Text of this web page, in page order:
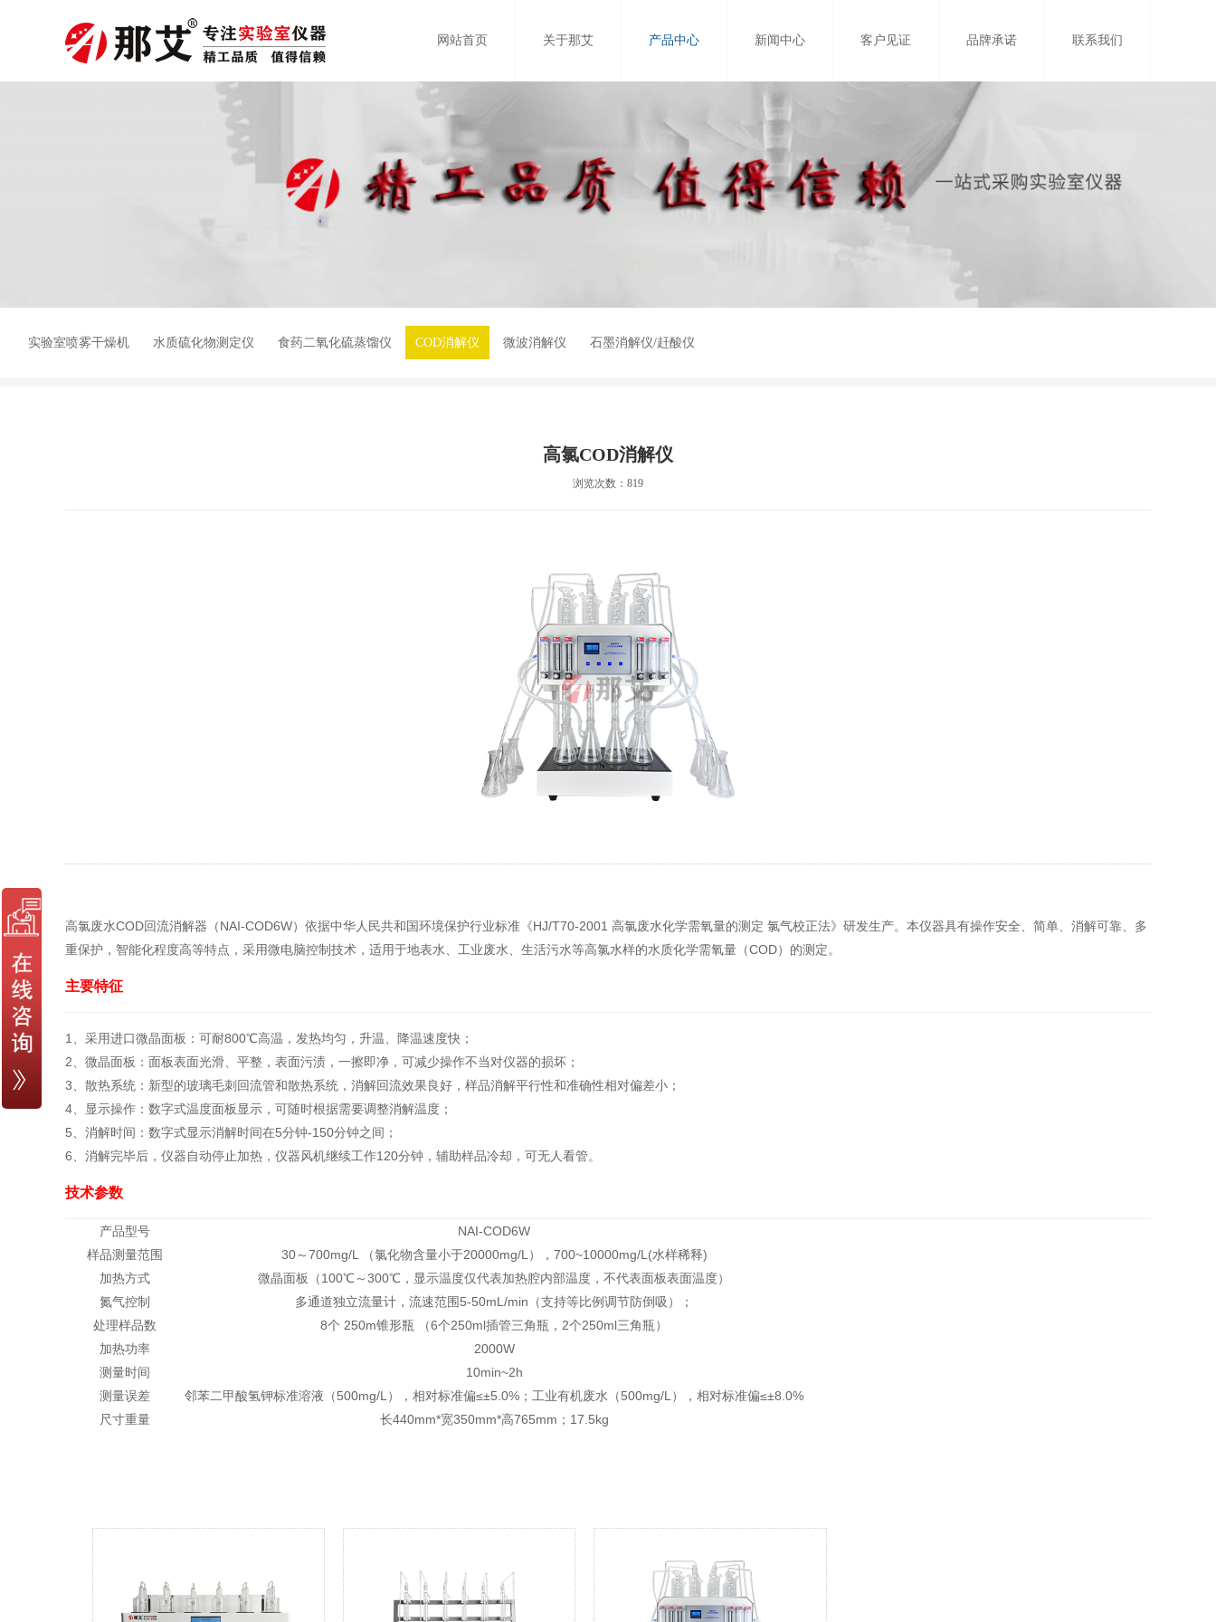
网站首页 关于那艾 产品中心 新闻中心 客户见证 品牌承诺 联系我们
实验室喷雾干燥机 水质硫化物测定仪 食药二氧化硫蒸馏仪 COD消解仪 微波消解仪 石墨消解仪/赶酸仪
高氯COD消解仪
浏览次数：819
高氯废水COD回流消解器（NAI-COD6W）依据中华人民共和国环境保护行业标准《HJ/T70-2001 高氯废水化学需氧量的测定 氯气校正法》研发生产。本仪器具有操作安全、简单、消解可靠、多
重保护，智能化程度高等特点，采用微电脑控制技术，适用于地表水、工业废水、生活污水等高氯水样的水质化学需氧量（COD）的测定。
主要特征
1、采用进口微晶面板：可耐800℃高温，发热均匀，升温、降温速度快；
2、微晶面板：面板表面光滑、平整，表面污渍，一擦即净，可减少操作不当对仪器的损坏；
3、散热系统：新型的玻璃毛刺回流管和散热系统，消解回流效果良好，样品消解平行性和准确性相对偏差小；
4、显示操作：数字式温度面板显示，可随时根据需要调整消解温度；
5、消解时间：数字式显示消解时间在5分钟-150分钟之间；
6、消解完毕后，仪器自动停止加热，仪器风机继续工作120分钟，辅助样品冷却，可无人看管。
技术参数
产品型号
NAI-COD6W
样品测量范围
30～700mg/L （氯化物含量小于20000mg/L），700~10000mg/L(水样稀释)
加热方式
微晶面板（100℃～300℃，显示温度仅代表加热腔内部温度，不代表面板表面温度）
氮气控制
多通道独立流量计，流速范围5-50mL/min（支持等比例调节防倒吸）；
处理样品数
8个 250m锥形瓶 （6个250ml插管三角瓶，2个250ml三角瓶）
加热功率
2000W
测量时间
10min~2h
测量误差
邻苯二甲酸氢钾标准溶液（500mg/L），相对标准偏≤±5.0%；工业有机废水（500mg/L），相对标准偏≤±8.0%
尺寸重量
长440mm*宽350mm*高765mm；17.5kg